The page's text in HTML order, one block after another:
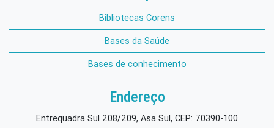
Bibliotecas Corens
Bases da Saúde
Bases de conhecimento
Endereço
Entrequadra Sul 208/209, Asa Sul, CEP: 70390-100